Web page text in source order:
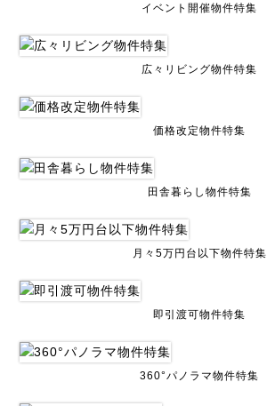
イベント開催物件特集
広々リビング物件特集
価格改定物件特集
田舎暮らし物件特集
月々5万円台以下物件特集
即引渡可物件特集
360°パノラマ物件特集